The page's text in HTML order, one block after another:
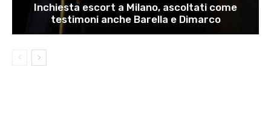
Inchiesta escort a Milano, ascoltati come
testimoni anche Barella e Dimarco